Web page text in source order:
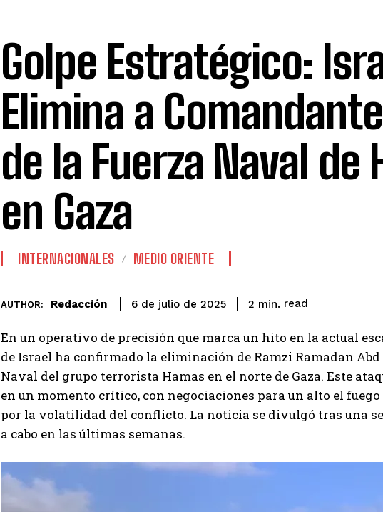
Golpe Estratégico:
Elimina a
de la Fuerza Naval de
en Gaza
INTERNACIONALES MEDIO ORIENTE
AUTHOR: Redacción 6 de julio de 2025 2 min. read
En un operativo de precisión que marca un hito en la actual
de Israel ha confirmado la eliminación de Ramzi Ramadan
Naval del grupo terrorista Hamas en el norte de Gaza. Este
en un momento crítico, con negociaciones para un alto el
por la volatilidad del conflicto. La noticia se divulgó tras una
a cabo en las últimas semanas.